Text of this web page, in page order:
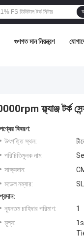
গুণগত মান নিয়ন্ত্রণ
ফ্ল্যাঞ্জ টর্ক
পণ্যের বিবরণ:
উৎপত্তি স্থল:
পরিচিতিমুলক নাম:
সাক্ষ্যদান:
মডেল নম্বার:
প্রদান:
ন্যূনতম চাহিদার পরিমাণ:
1
মূল্য: